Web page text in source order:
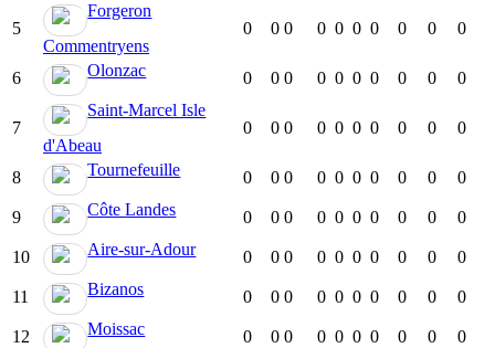
5
Forgeron
Commentryens
0 0 0 0 0 0 0 0 0 0
6 Olonzac 0 0 0 0 0 0 0 0 0 0
7
Saint-Marcel Isle
d'Abeau
0 0 0 0 0 0 0 0 0 0
8 Tournefeuille 0 0 0 0 0 0 0 0 0 0
9 Côte Landes 0 0 0 0 0 0 0 0 0 0
10 Aire-sur-Adour 0 0 0 0 0 0 0 0 0 0
11 Bizanos 0 0 0 0 0 0 0 0 0 0
12 Moissac 0 0 0 0 0 0 0 0 0 0